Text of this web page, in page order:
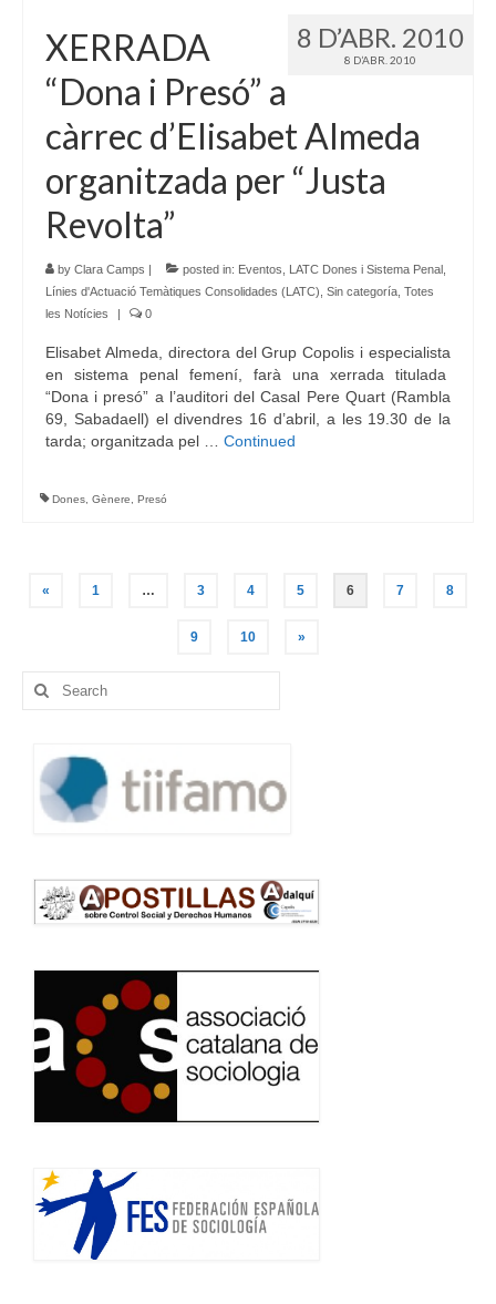
8 D’ABR. 2010
8 D’ABR. 2010
XERRADA
“Dona i Presó” a
càrrec d’Elisabet Almeda
organitzada per “Justa
Revolta”
by Clara Camps | posted in: Eventos LATC Dones i Sistema Penal
Línies d'Actuació Temàtiques Consolidades (LATC) Sin categoría Totes
les Notícies
| 0
Elisabet Almeda, directora del Grup Copolis i especialista
en sistema penal femení, farà una xerrada titulada
“Dona i presó” a l’auditori del Casal Pere Quart (Rambla
69, Sabadaell) el divendres 16 d’abril, a les 19.30 de la
tarda; organitzada pel … Continued
Dones Gènere Presó
Navegació
« 1 … 3 4 5 6 7 8
9 10 »
Search
for: